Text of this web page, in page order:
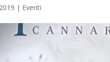
| Eventi